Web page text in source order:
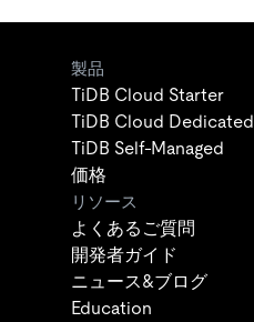
製品
TiDB Cloud Starter
TiDB Cloud Dedicated
TiDB Self-Managed
価格
リソース
よくあるご質問
開発者ガイド
ニュース&ブログ
Education